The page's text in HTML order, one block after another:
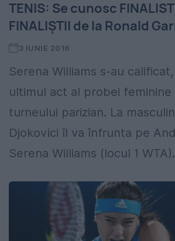
TENIS: Se cunosc
FINALIŞTII de la Ronald
3 IUNIE 2016
Serena Williams s-au
ultimul act al probei feminine
turneului parizian. La
Djokovici îl va înfrunta pe
Serena Williams (locul 1